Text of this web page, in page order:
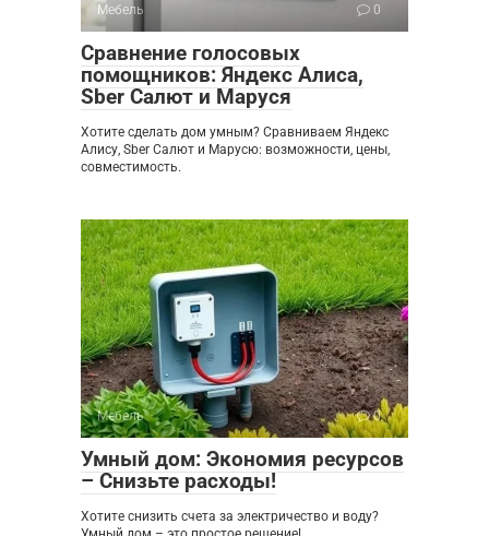
Мебель 0
Сравнение голосовых
помощников: Яндекс Алиса,
Sber Салют и Маруся
Хотите сделать дом умным? Сравниваем Яндекс
Алису, Sber Салют и Марусю: возможности, цены,
совместимость.
Мебель 0
Умный дом: Экономия ресурсов
– Снизьте расходы!
Хотите снизить счета за электричество и воду?